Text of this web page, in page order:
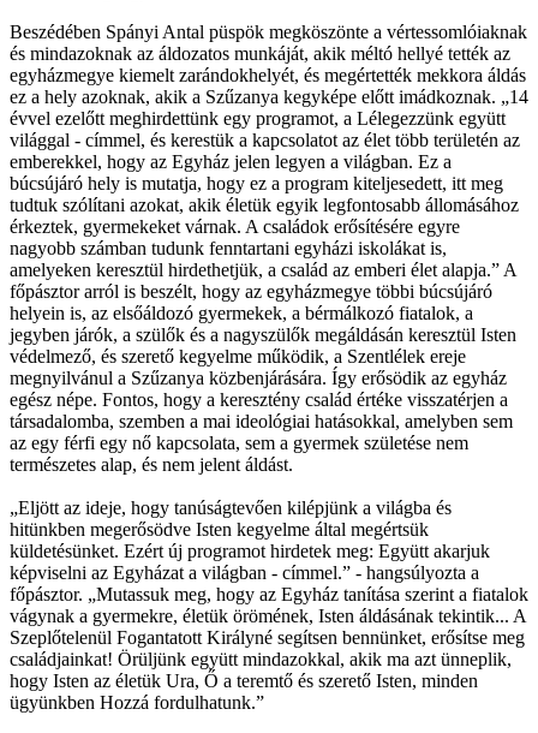
Beszédében Spányi Antal püspök megköszönte a vértessomlóiaknak
és mindazoknak az áldozatos munkáját, akik méltó hellyé tették az
egyházmegye kiemelt zarándokhelyét, és megértették mekkora áldás
ez a hely azoknak, akik a Szűzanya kegyképe előtt imádkoznak. „14
évvel ezelőtt meghirdettünk egy programot, a Lélegezzünk együtt
világgal - címmel, és kerestük a kapcsolatot az élet több területén az
emberekkel, hogy az Egyház jelen legyen a világban. Ez a
búcsújáró hely is mutatja, hogy ez a program kiteljesedett, itt meg
tudtuk szólítani azokat, akik életük egyik legfontosabb állomásához
érkeztek, gyermekeket várnak. A családok erősítésére egyre
nagyobb számban tudunk fenntartani egyházi iskolákat is,
amelyeken keresztül hirdethetjük, a család az emberi élet alapja.” A
főpásztor arról is beszélt, hogy az egyházmegye többi búcsújáró
helyein is, az elsőáldozó gyermekek, a bérmálkozó fiatalok, a
jegyben járók, a szülők és a nagyszülők megáldásán keresztül Isten
védelmező, és szerető kegyelme működik, a Szentlélek ereje
megnyilvánul a Szűzanya közbenjárására. Így erősödik az egyház
egész népe. Fontos, hogy a keresztény család értéke visszatérjen a
társadalomba, szemben a mai ideológiai hatásokkal, amelyben sem
az egy férfi egy nő kapcsolata, sem a gyermek születése nem
természetes alap, és nem jelent áldást.
„Eljött az ideje, hogy tanúságtevően kilépjünk a világba és
hitünkben megerősödve Isten kegyelme által megértsük
küldetésünket. Ezért új programot hirdetek meg: Együtt akarjuk
képviselni az Egyházat a világban - címmel.” - hangsúlyozta a
főpásztor. „Mutassuk meg, hogy az Egyház tanítása szerint a fiatalok
vágynak a gyermekre, életük örömének, Isten áldásának tekintik... A
Szeplőtelenül Fogantatott Királyné segítsen bennünket, erősítse meg
családjainkat! Örüljünk együtt mindazokkal, akik ma azt ünneplik,
hogy Isten az életük Ura, Ő a teremtő és szerető Isten, minden
ügyünkben Hozzá fordulhatunk.”